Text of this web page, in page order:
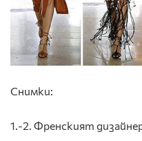
Снимки:
1.-2. Френският